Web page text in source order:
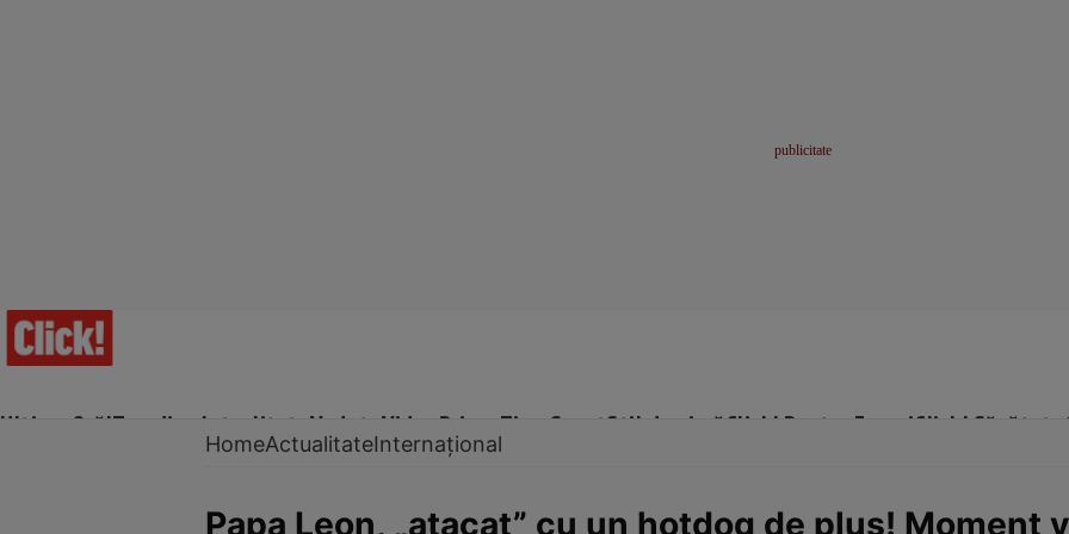
Ultima Oră!Trending Actualitate Vedete Video Prime Time SportStil de viațăClick! Pentru FemeiClick! Sănătate
HomeActualitateInternațional
Papa Leon, „atacat” cu un hotdog de pluș! Moment